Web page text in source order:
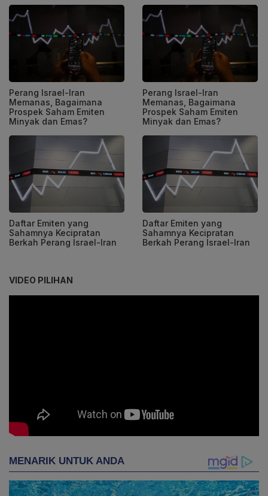
Perang Israel-Iran
Memanas, Bagaimana
Prospek Saham Emiten
Minyak dan Emas?
Perang Israel-Iran
Memanas, Bagaimana
Prospek Saham Emiten
Minyak dan Emas?
Daftar Emiten yang
Sahamnya Kecipratan
Berkah Perang Israel-Iran
Daftar Emiten yang
Sahamnya Kecipratan
Berkah Perang Israel-Iran
VIDEO PILIHAN